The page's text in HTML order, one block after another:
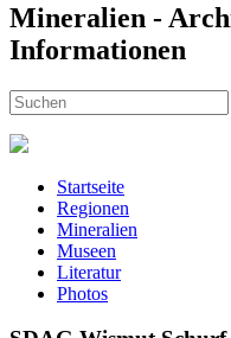
Mineralien -
Informationen
Startseite
Regionen
Mineralien
Museen
Literatur
Photos